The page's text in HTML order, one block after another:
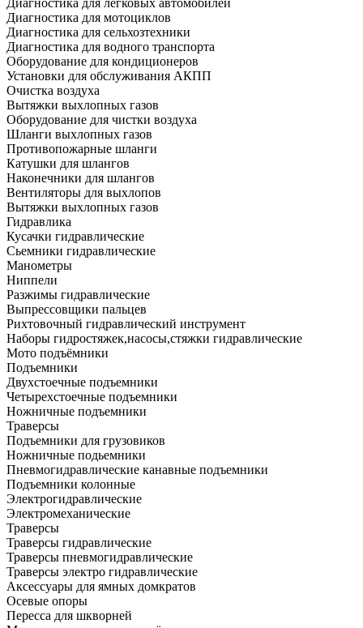
Диагностика для легковых автомобилей
Диагностика для мотоциклов
Диагностика для сельхозтехники
Диагностика для водного транспорта
Оборудование для кондиционеров
Установки для обслуживания АКПП
Очистка воздуха
Вытяжки выхлопных газов
Оборудование для чистки воздуха
Шланги выхлопных газов
Противопожарные шланги
Катушки для шлангов
Наконечники для шлангов
Вентиляторы для выхлопов
Вытяжки выхлопных газов
Гидравлика
Кусачки гидравлические
Сьемники гидравлические
Манометры
Ниппели
Разжимы гидравлические
Выпрессовщики пальцев
Рихтовочный гидравлический инструмент
Наборы гидростяжек,насосы,стяжки гидравлические
Мото подъёмники
Подъемники
Двухстоечные подъемники
Четырехстоечные подъемники
Ножничные подъемники
Траверсы
Подъемники для грузовиков
Ножничные подьемники
Пневмогидравлические канавные подъемники
Подъемники колонные
Электрогидравлические
Электромеханические
Траверсы
Траверсы гидравлические
Траверсы пневмогидравлические
Траверсы электро гидравлические
Аксессуары для ямных домкратов
Осевые опоры
Пересса для шкворней